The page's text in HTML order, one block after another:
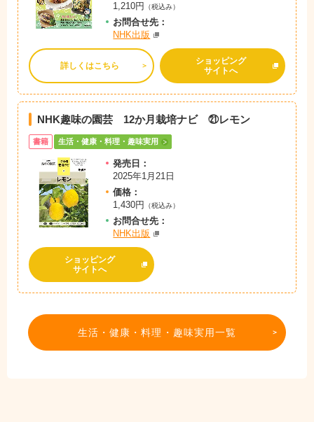
1,210円
（税込み）
お問合せ先：
NHK出版
詳しくはこちら
ショッピング
サイトへ
NHK趣味の園芸 12か月栽培ナビ ㉑レモン
書籍 生活・健康・料理・趣味実用
発売日：
2025年1月21日
価格：
1,430円
（税込み）
お問合せ先：
NHK出版
ショッピング
サイトへ
生活・健康・料理・趣味実用一覧